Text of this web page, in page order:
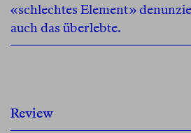
«schlechtes Element»
auch das überlebte.
Review